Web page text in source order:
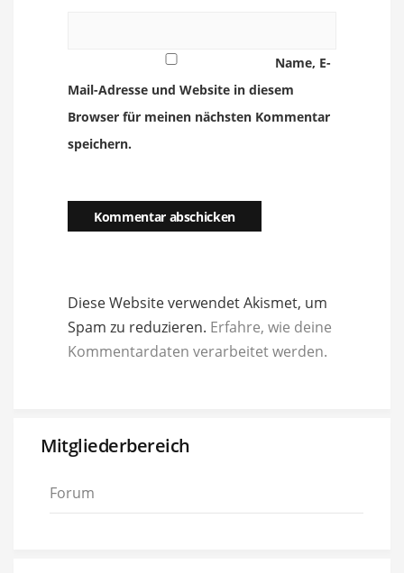
Name, E-
Mail-Adresse und Website in diesem
Browser für meinen nächsten Kommentar
speichern.
Diese Website verwendet Akismet, um
Spam zu reduzieren. Erfahre, wie deine
Kommentardaten verarbeitet werden.
Mitgliederbereich
Forum